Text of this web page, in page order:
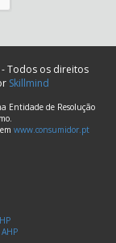
Todos os direitos
Skillmind
Entidade de Resolução
www.consumidor.pt